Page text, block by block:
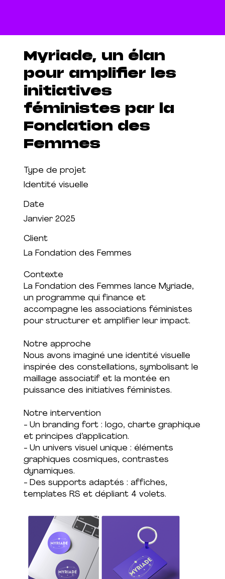
Myriade, un élan
pour amplifier les
initiatives
féministes par la
Fondation des
Femmes
Type de projet
Identité visuelle
Date
Janvier 2025
Client
La Fondation des Femmes
Contexte
La Fondation des Femmes lance Myriade,
un programme qui finance et
accompagne les associations féministes
pour structurer et amplifier leur impact.
Notre approche
Nous avons imaginé une identité visuelle
inspirée des constellations, symbolisant le
maillage associatif et la montée en
puissance des initiatives féministes.
Notre intervention
- Un branding fort : logo, charte graphique
et principes d’application.
- Un univers visuel unique : éléments
graphiques cosmiques, contrastes
dynamiques.
- Des supports adaptés : affiches,
templates RS et dépliant 4 volets.